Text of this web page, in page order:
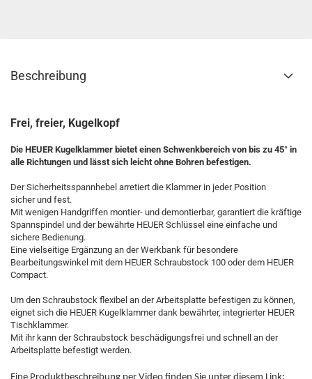
Beschreibung
Frei, freier, Kugelkopf
Die HEUER Kugelklammer bietet einen Schwenkbereich von bis zu 45° in
alle Richtungen und lässt sich leicht ohne Bohren befestigen.
Der Sicherheitsspannhebel arretiert die Klammer in jeder Position
sicher und fest.
Mit wenigen Handgriffen montier- und demontierbar, garantiert die kräftige
Spannspindel und der bewährte HEUER Schlüssel eine einfache und
sichere Bedienung.
Eine vielseitige Ergänzung an der Werkbank für besondere
Bearbeitungswinkel mit dem HEUER Schraubstock 100 oder dem HEUER
Compact.
Um den Schraubstock flexibel an der Arbeitsplatte befestigen zu können,
eignet sich die HEUER Kugelklammer dank bewährter, integrierter HEUER
Tischklammer.
Mit ihr kann der Schraubstock beschädigungsfrei und schnell an der
Arbeitsplatte befestigt werden.